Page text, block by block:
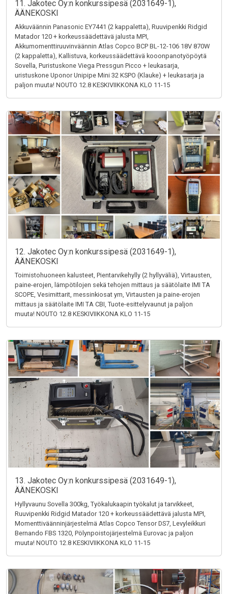
11. Jakotec Oy:n konkurssipesä (2031649-1),
ÄÄNEKOSKI
Akkuväännin Panasonic EY7441 (2 kappaletta), Ruuvipenkki Ridgid
Matador 120 + korkeussäädettävä jalusta MPI,
Akkumomenttiruuvinväännin Atlas Copco BCP BL-12-106 18V 870W
(2 kappaletta), Kallistuva, korkeussäädettävä kooonpanotyöpöytä
Sovella, Puristuskone Viega Pressgun Picco + leukasarja,
uristuskone Uponor Unipipe Mini 32 KSPO (Klauke) + leukasarja ja
paljon muuta! NOUTO 12.8 KESKIVIIKKONA KLO 11-15
12. Jakotec Oy:n konkurssipesä (2031649-1),
ÄÄNEKOSKI
Toimistohuoneen kalusteet, Pientarvikehylly (2 hyllyväliä), Virtausten,
paine-erojen, lämpötilojen sekä tehojen mittaus ja säätölaite IMI TA
SCOPE, Vesimittarit, messinkiosat ym, Virtausten ja paine-erojen
mittaus ja säätölaite IMI TA CBI, Tuote-esittelyvaunut ja paljon
muuta! NOUTO 12.8 KESKIVIIKKONA KLO 11-15
13. Jakotec Oy:n konkurssipesä (2031649-1),
ÄÄNEKOSKI
Hyllyvaunu Sovella 300kg, Työkalukaapin työkalut ja tarvikkeet,
Ruuvipenkki Ridgid Matador 120 + korkeussäädettävä jalusta MPI,
Momenttiväänninjärjestelmä Atlas Copco Tensor DS7, Levyleikkuri
Bernando FBS 1320, Pölynpoistojärjestelmä Eurovac ja paljon
muuta! NOUTO 12.8 KESKIVIIKKONA KLO 11-15